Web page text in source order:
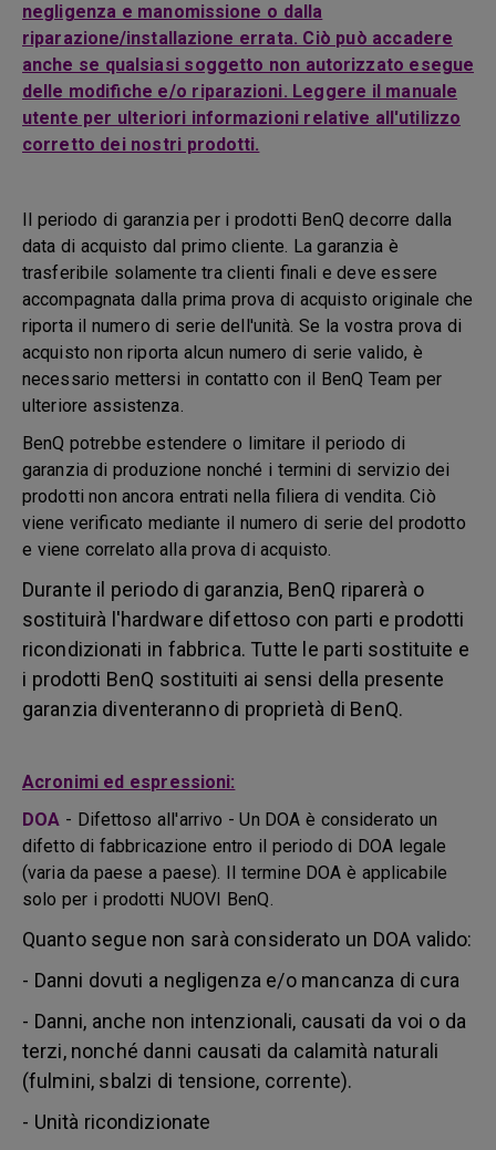
negligenza e manomissione o dalla
riparazione/installazione errata. Ciò può accadere
anche se qualsiasi soggetto non autorizzato esegue
delle modifiche e/o riparazioni. Leggere il manuale
utente per ulteriori informazioni relative all'utilizzo
corretto dei nostri prodotti.
Il periodo di garanzia per i prodotti BenQ decorre dalla
data di acquisto dal primo cliente. La garanzia è
trasferibile solamente tra clienti finali e deve essere
accompagnata dalla prima prova di acquisto originale che
riporta il numero di serie dell'unità. Se la vostra prova di
acquisto non riporta alcun numero di serie valido, è
necessario mettersi in contatto con il BenQ Team per
ulteriore assistenza.
BenQ potrebbe estendere o limitare il periodo di
garanzia di produzione nonché i termini di servizio dei
prodotti non ancora entrati nella filiera di vendita. Ciò
viene verificato mediante il numero di serie del prodotto
e viene correlato alla prova di acquisto.
Durante il periodo di garanzia, BenQ riparerà o
sostituirà l'hardware difettoso con parti e prodotti
ricondizionati in fabbrica. Tutte le parti sostituite e
i prodotti BenQ sostituiti ai sensi della presente
garanzia diventeranno di proprietà di BenQ.
Acronimi ed espressioni:
DOA - Difettoso all'arrivo - Un DOA è considerato un
difetto di fabbricazione entro il periodo di DOA legale
(varia da paese a paese). Il termine DOA è applicabile
solo per i prodotti NUOVI BenQ.
Quanto segue non sarà considerato un DOA valido:
- Danni dovuti a negligenza e/o mancanza di cura
- Danni, anche non intenzionali, causati da voi o da
terzi, nonché danni causati da calamità naturali
(fulmini, sbalzi di tensione, corrente).
- Unità ricondizionate